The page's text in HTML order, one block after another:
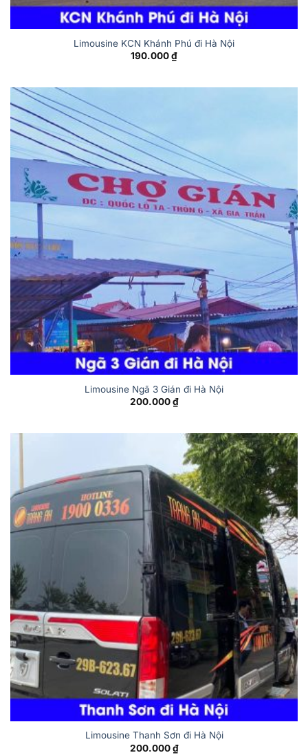
Limousine KCN Khánh Phú đi Hà Nội
190.000₫
Limousine Ngã 3 Gián đi Hà Nội
200.000₫
Limousine Thanh Sơn đi Hà Nội
200.000₫